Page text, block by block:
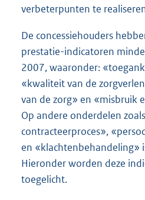
verbeterpunten te
De concessiehouders
prestatie-indicatoren
2007, waaronder:
«kwaliteit van de
van de zorg» en «misbruik
Op andere onderdelen
contracteerproces»,
en «klachtenbehandeling»
Hieronder worden deze
toegelicht.